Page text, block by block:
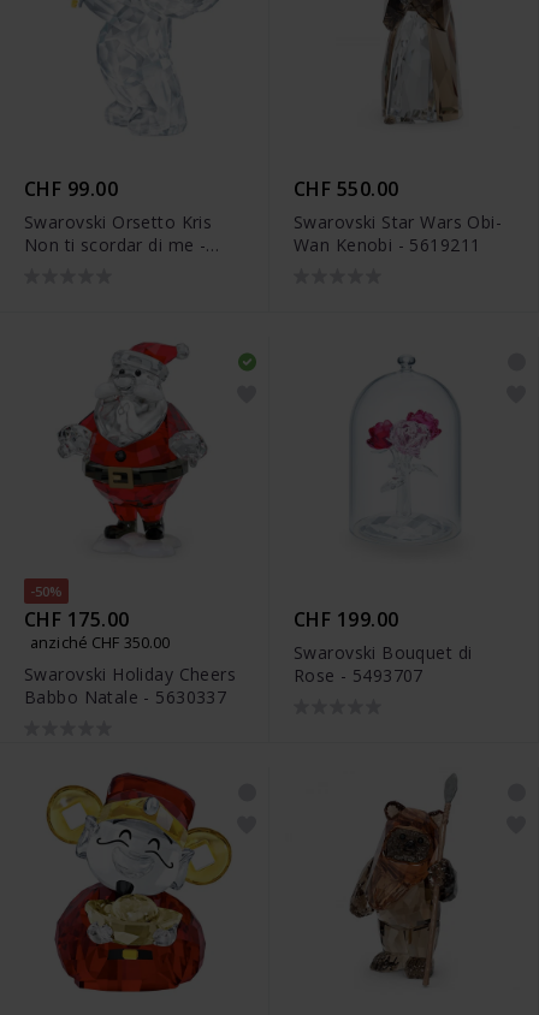
CHF 99.00
Swarovski Orsetto Kris
Non ti scordar di me -
CHF 550.00
Swarovski Star Wars Obi-
Wan Kenobi - 5619211
-50%
CHF 175.00
anziché CHF 350.00
Swarovski Holiday Cheers
Babbo Natale - 5630337
CHF 199.00
Swarovski Bouquet di
Rose - 5493707